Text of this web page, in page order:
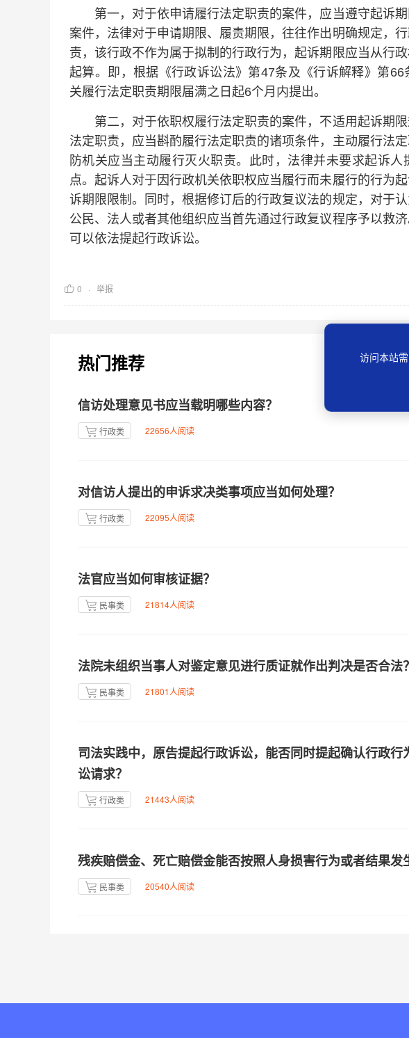
第一，对于依申请履行法定职责的案件，应当遵守起诉期
案件，法律对于申请期限、履责期限，往往作出明确规定，
责，该行政不作为属于拟制的行政行为，起诉期限应当从行
起算。即，根据《行政诉讼法》第47条及《行诉解释》第
关履行法定职责期限届满之日起6个月内提出。
第二，对于依职权履行法定职责的案件，不适用起诉期限
法定职责，应当斟酌履行法定职责的诸项条件，主动履行法
防机关应当主动履行灭火职责。此时，法律并未要求起诉
点。起诉人对于因行政机关依职权应当履行而未履行的行为
诉期限限制。同时，根据修订后的行政复议法的规定，对于
公民、法人或者其他组织应当首先通过行政复议程序予以救
可以依法提起行政诉讼。
0 举报
热门推荐
信访处理意见书应当载明哪些内容？
行政类 22656人阅读
对信访人提出的申诉求决类事项应当如何处理？
行政类 22095人阅读
法官应当如何审核证据？
民事类 21814人阅读
法院未组织当事人对鉴定意见进行质证就作出判决是否合法？
民事类 21801人阅读
司法实践中，原告提起行政诉讼，能否同时提起确认行政
讼请求？
行政类 21443人阅读
残疾赔偿金、死亡赔偿金能否按照人身损害行为或者结果发
民事类 20540人阅读
访问本站